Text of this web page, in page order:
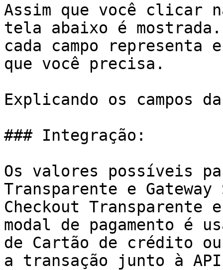
Assim que você clicar
tela abaixo é
cada campo
que você precisa.
Explicando os campos
### Integração:
Os valores possíveis
Transparente e Gateway
Checkout
modal de pagamento é
de Cartão de crédito
a transação junto à API